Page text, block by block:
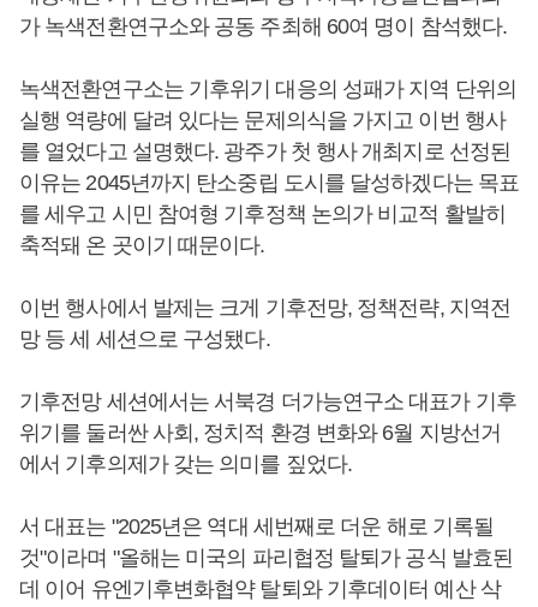
가 녹색전환연구소와 공동 주최해 60여 명이 참석했다.
녹색전환연구소는 기후위기 대응의 성패가 지역 단위의
실행 역량에 달려 있다는 문제의식을 가지고 이번 행사
를 열었다고 설명했다. 광주가 첫 행사 개최지로 선정된
이유는 2045년까지 탄소중립 도시를 달성하겠다는 목표
를 세우고 시민 참여형 기후정책 논의가 비교적 활발히
축적돼 온 곳이기 때문이다.
이번 행사에서 발제는 크게 기후전망, 정책전략, 지역전
망 등 세 세션으로 구성됐다.
기후전망 세션에서는 서북경 더가능연구소 대표가 기후
위기를 둘러싼 사회, 정치적 환경 변화와 6월 지방선거
에서 기후의제가 갖는 의미를 짚었다.
서 대표는 "2025년은 역대 세번째로 더운 해로 기록될
것"이라며 "올해는 미국의 파리협정 탈퇴가 공식 발효된
데 이어 유엔기후변화협약 탈퇴와 기후데이터 예산 삭